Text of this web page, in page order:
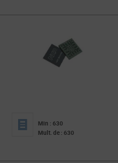
Min : 630
Mult. de : 630